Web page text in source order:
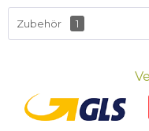
Zubehör 1